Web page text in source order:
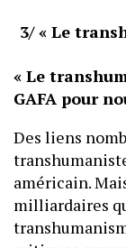
3/ « Le
« Le
GAFA pour
Des liens
américain.
milliardaires